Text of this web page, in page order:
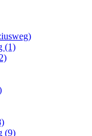
(1)
(9)